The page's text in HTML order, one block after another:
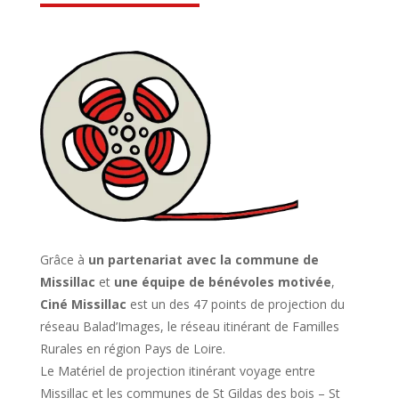
Grâce à un partenariat avec la commune de
Missillac et une équipe de bénévoles motivée,
Ciné Missillac est un des 47 points de projection du
réseau Balad’Images, le réseau itinérant de Familles
Rurales en région Pays de Loire.
Le Matériel de projection itinérant voyage entre
Missillac et les communes de St Gildas des bois – St